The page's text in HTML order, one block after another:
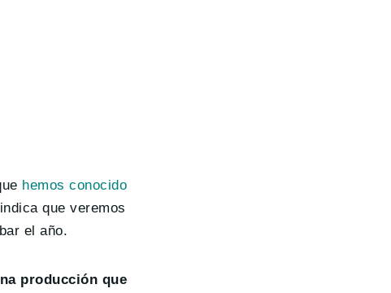
hemos conocido
que veremos
el año.
producción que